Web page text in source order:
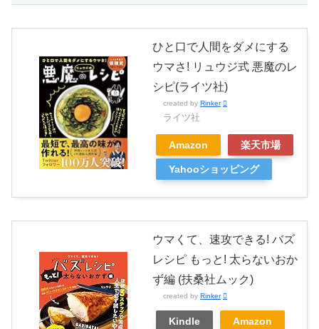
ひと口で人間をダメにする
ウマさ! リュウジ式 悪魔のレ
シピ(ライツ社)
created by Rinker
ライツ社
Amazon 楽天市場
Yahooショッピング
ウマくて、速攻できる! バズ
レシピ もっと! 太らないおか
ず編 (扶桑社ムック)
created by Rinker
Kindle Amazon